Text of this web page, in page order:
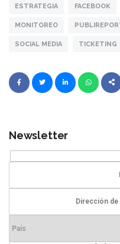
ESTRATEGIA FACEBOOK
MONITOREO
SOCIAL MEDIA TICKETING
Newsletter